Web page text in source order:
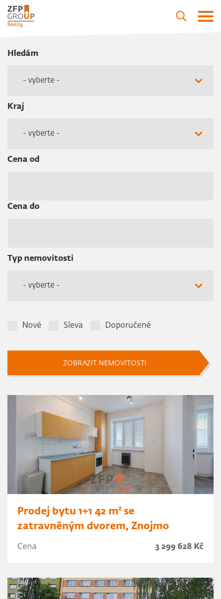
Hledám
- vyberte -
Kraj
- vyberte -
Cena od
Cena do
Typ nemovitosti
- vyberte -
Nové Sleva Doporučené
ZOBRAZIT NEMOVITOSTI
Prodej bytu 1+1 42 m² se
zatravněným dvorem, Znojmo
Cena 3 299 628 Kč